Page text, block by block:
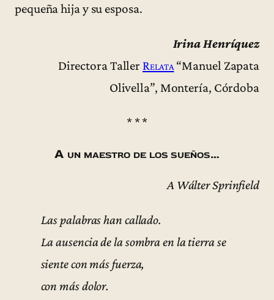
pequeña hija y su esposa.
Irina Henríquez
Directora Taller Relata“Manuel Zapata
Olivella”, Montería, Córdoba
* * *
A un maestro de los sueños…
A Wálter Sprinfield
Las palabras han callado.
La ausencia de la sombra en la tierra se
siente con más fuerza,
con más dolor.